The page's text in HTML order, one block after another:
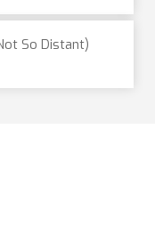
So Distant)